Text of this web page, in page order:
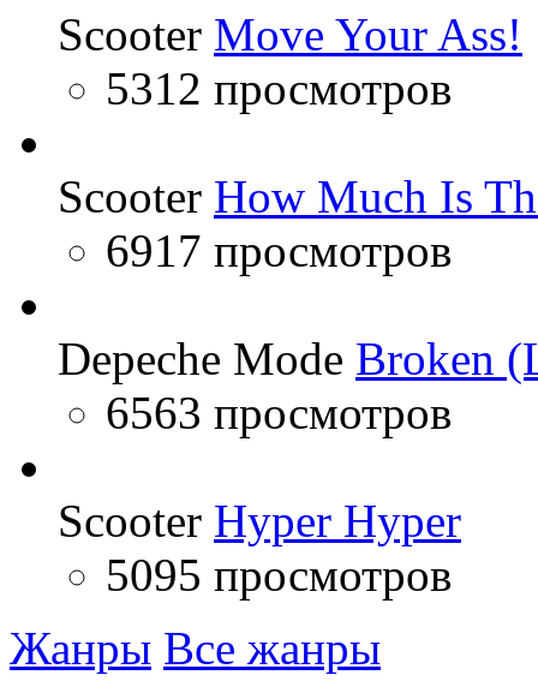
Scooter Move Your Ass!
5312 просмотров
Scooter How Much Is
6917 просмотров
Depeche Mode Broken
6563 просмотров
Scooter Hyper Hyper
5095 просмотров
Жанры Все жанры